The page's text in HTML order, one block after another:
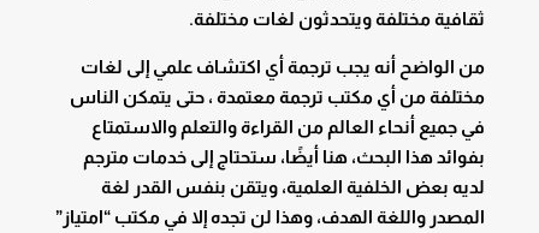
ثقافية مختلفة ويتحدثون لغات مختلفة.
من الواضح أنه يجب ترجمة أي اكتشاف علمي إلى لغات
مختلفة من أي مكتب ترجمة معتمدة ، حتى يتمكن الناس
في جميع أنحاء العالم من القراءة والتعلم والاستمتاع
بفوائد هذا البحث، هنا أيضًا، ستحتاج إلى خدمات مترجم
لديه بعض الخلفية العلمية، ويتقن بنفس القدر لغة
المصدر واللغة الهدف، وهذا لن تجده إلا في مكتب “امتياز”